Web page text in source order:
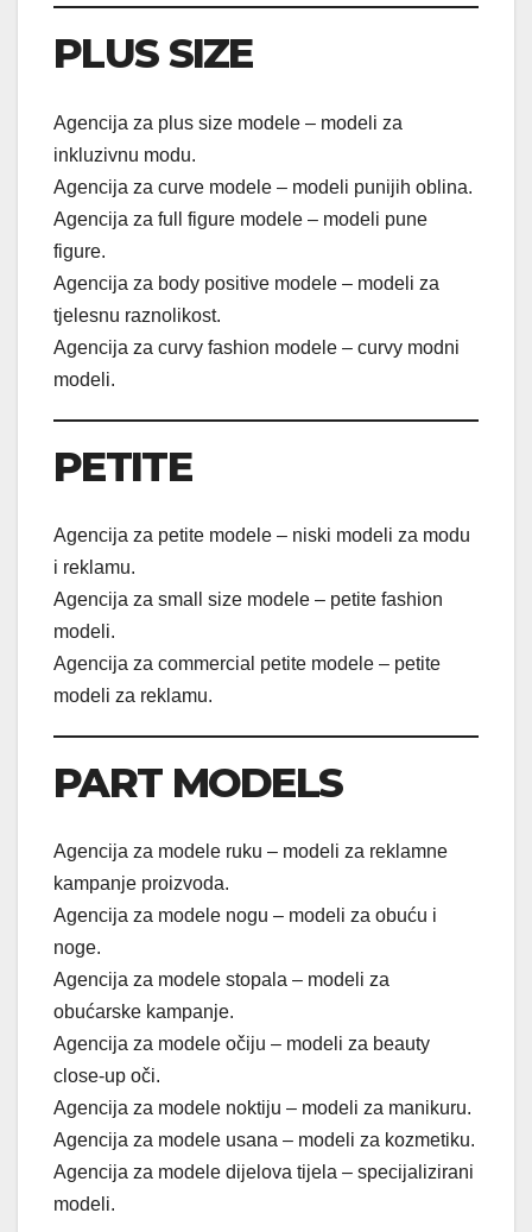
PLUS SIZE
Agencija za plus size modele – modeli za
inkluzivnu modu.
Agencija za curve modele – modeli punijih oblina.
Agencija za full figure modele – modeli pune
figure.
Agencija za body positive modele – modeli za
tjelesnu raznolikost.
Agencija za curvy fashion modele – curvy modni
modeli.
PETITE
Agencija za petite modele – niski modeli za modu
i reklamu.
Agencija za small size modele – petite fashion
modeli.
Agencija za commercial petite modele – petite
modeli za reklamu.
PART MODELS
Agencija za modele ruku – modeli za reklamne
kampanje proizvoda.
Agencija za modele nogu – modeli za obuću i
noge.
Agencija za modele stopala – modeli za
obućarske kampanje.
Agencija za modele očiju – modeli za beauty
close-up oči.
Agencija za modele noktiju – modeli za manikuru.
Agencija za modele usana – modeli za kozmetiku.
Agencija za modele dijelova tijela – specijalizirani
modeli.